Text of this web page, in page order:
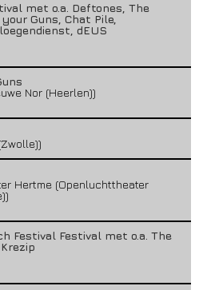
met o.a. Deftones, The
Guns, Chat Pile,
dEUS
Nor (Heerlen))
Hertme (Openluchttheater
Festival Festival met o.a. The